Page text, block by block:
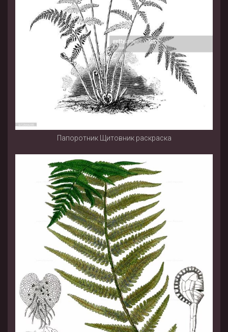
Папоротник Щитовник раскраска